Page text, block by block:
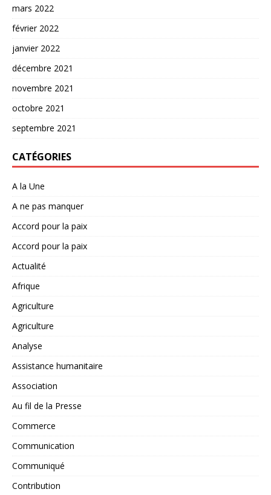
mars 2022
février 2022
janvier 2022
décembre 2021
novembre 2021
octobre 2021
septembre 2021
CATÉGORIES
A la Une
A ne pas manquer
Accord pour la paix
Accord pour la paix
Actualité
Afrique
Agriculture
Agriculture
Analyse
Assistance humanitaire
Association
Au fil de la Presse
Commerce
Communication
Communiqué
Contribution